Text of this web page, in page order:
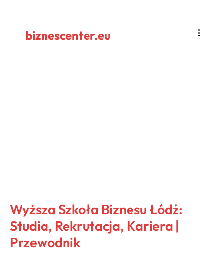
biznescenter.eu
Wyższa Szkoła Biznesu Łódź:
Studia, Rekrutacja, Kariera |
Przewodnik